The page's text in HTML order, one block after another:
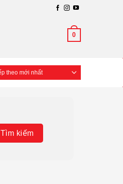
0
Tìm kiếm